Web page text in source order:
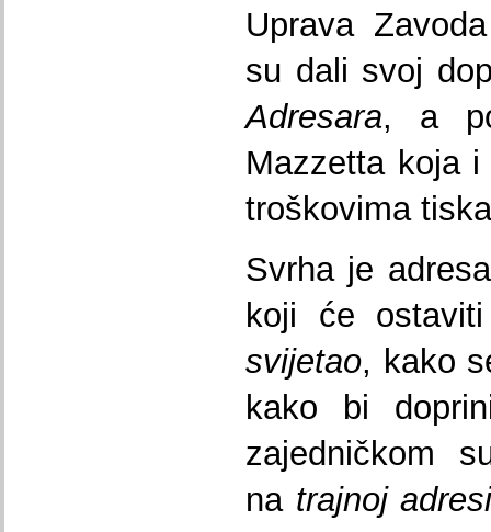
Uprava
su dali svoj
Adresara, a
Mazzetta koja
troškovima
Svrha je
koji će
svijetao, kako
kako bi
zajedničkom
na trajnoj